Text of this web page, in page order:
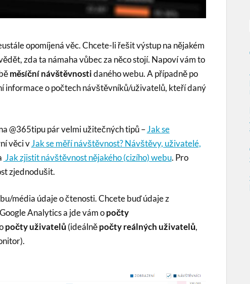
opomíjená věc. Chcete-li řešit výstup na nějakém
zda ta námaha vůbec za něco stojí. Napoví vám to
měsíční návštěvnostidaného webu. A případně po
informace o počtech návštěvníků/uživatelů, kteří daný
@365tipu pár velmi užitečných tipů –Jak se
věci vJak se měří návštěvnost? Návštěvy, uživatelé,
Jak zjistit návštěvnost nějakého (cizího) webu. Pro
zjednodušit.
média údaje o čtenosti. Chcete buď údaje z
Analytics a jde vám opočty
počty uživatelů(ideálněpočty reálných uživatelů,